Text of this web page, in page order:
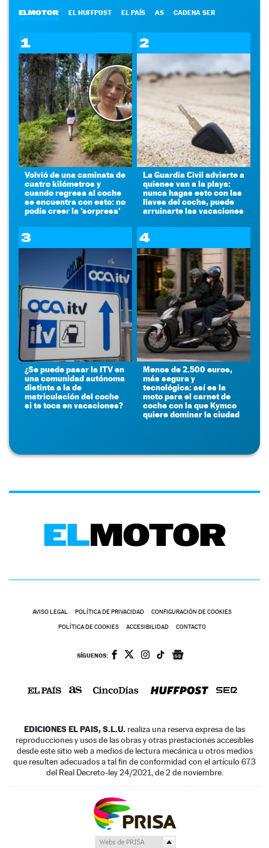
ELMOTOR EL HUFFPOST EL PAÍS AS CADENA SER
1
Volvió de una caminata de
cuatro kilómetros y
cuando regresa al coche
se encuentra con esto: no
podía creer la 'sorpresa'
2
La Guardia Civil advierte a
quienes van a la playa:
nunca hagas esto con las
llaves del coche, puede
arruinarte las vacaciones
3
¿Se puede pasar la ITV en
una comunidad autónoma
distinta a la de
matriculación del coche
si te toca en vacaciones?
4
Menos de 2.500 euros,
más segura y
tecnológica: así es la
moto para el carnet de
coche con la que Kymco
quiere dominar la ciudad
AVISO LEGAL POLÍTICA DE PRIVACIDAD CONFIGURACIÓN DE COOKIES
POLÍTICA DE COOKIES ACCESIBILIDAD CONTACTO
SÍGUENOS:
EDICIONES EL PAIS, S.L.U. realiza una reserva expresa de las
reproducciones y usos de las obras y otras prestaciones accesibles
desde este sitio web a medios de lectura mecánica u otros medios
que resulten adecuados a tal fin de conformidad con el artículo 67.3
del Real Decreto-ley 24/2021, de 2 de noviembre.